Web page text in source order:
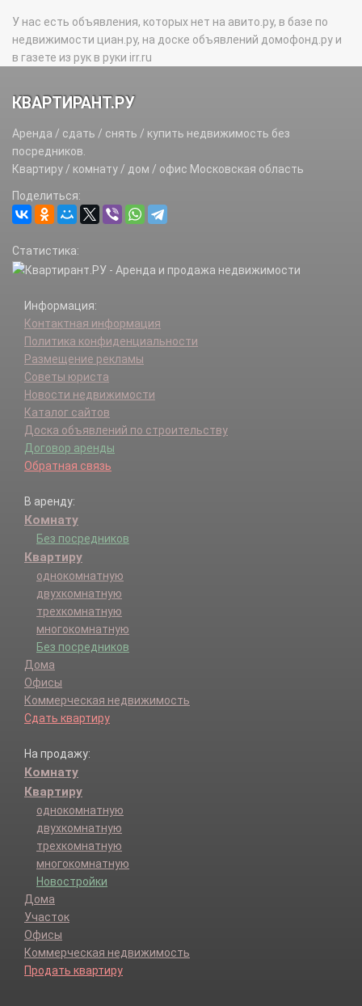
У нас есть объявления, которых нет на авито.ру, в базе по
недвижимости циан.ру, на доске объявлений домофонд.ру и
в газете из рук в руки irr.ru
КВАРТИРАНТ.РУ
Аренда / сдать / снять / купить недвижимость без
посредников.
Квартиру / комнату / дом / офис Московская область
Поделиться:
Статистика:
Информация:
Контактная информация
Политика конфиденциальности
Размещение рекламы
Советы юриста
Новости недвижимости
Каталог сайтов
Доска объявлений по строительству
Договор аренды
Обратная связь
В аренду:
Комнату
Без посредников
Квартиру
однокомнатную
двухкомнатную
трехкомнатную
многокомнатную
Без посредников
Дома
Офисы
Коммерческая недвижимость
Сдать квартиру
На продажу:
Комнату
Квартиру
однокомнатную
двухкомнатную
трехкомнатную
многокомнатную
Новостройки
Дома
Участок
Офисы
Коммерческая недвижимость
Продать квартиру